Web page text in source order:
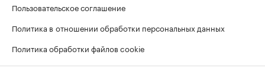
Пользовательское соглашение
Политика в отношении обработки персональных данных
Политика обработки файлов cookie